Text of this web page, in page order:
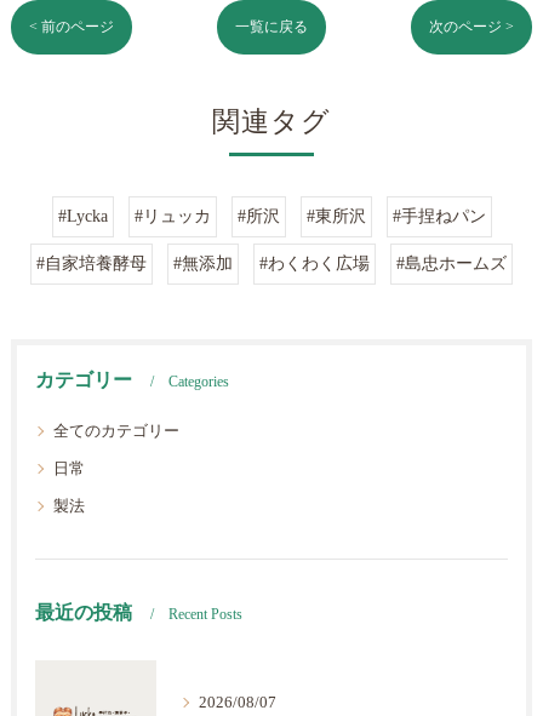
< 前のページ 一覧に戻る 次のページ >
関連タグ
#Lycka #リュッカ #所沢 #東所沢 #手捏ねパン
#自家培養酵母 #無添加 #わくわく広場 #島忠ホームズ
カテゴリー Categories
全てのカテゴリー
日常
製法
最近の投稿 Recent Posts
2026/08/07